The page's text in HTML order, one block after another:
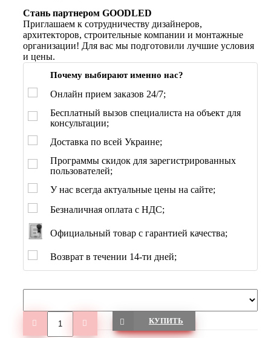
Стань партнером GOODLED
Приглашаем к сотрудничеству дизайнеров,
архитекторов, строительные компании и монтажные
организации! Для вас мы подготовили лучшие условия
и цены.
Почему выбирают именно нас?
Онлайн прием заказов 24/7;
Бесплатный вызов специалиста на объект для
консультации;
Доставка по всей Украине;
Программы скидок для зарегистрированных
пользователей;
У нас всегда актуальные цены на сайте;
Безналичная оплата с НДС;
Официальный товар с гарантией качества;
Возврат в течении 14-ти дней;
КУПИТЬ